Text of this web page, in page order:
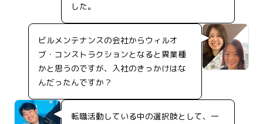
した。
ビルメンテナンスの会社からウィルオ
ブ・コンストラクションとなると異業種
かと思うのですが、入社のきっかけはな
んだったんですか？
転職活動している中の選択肢として、一